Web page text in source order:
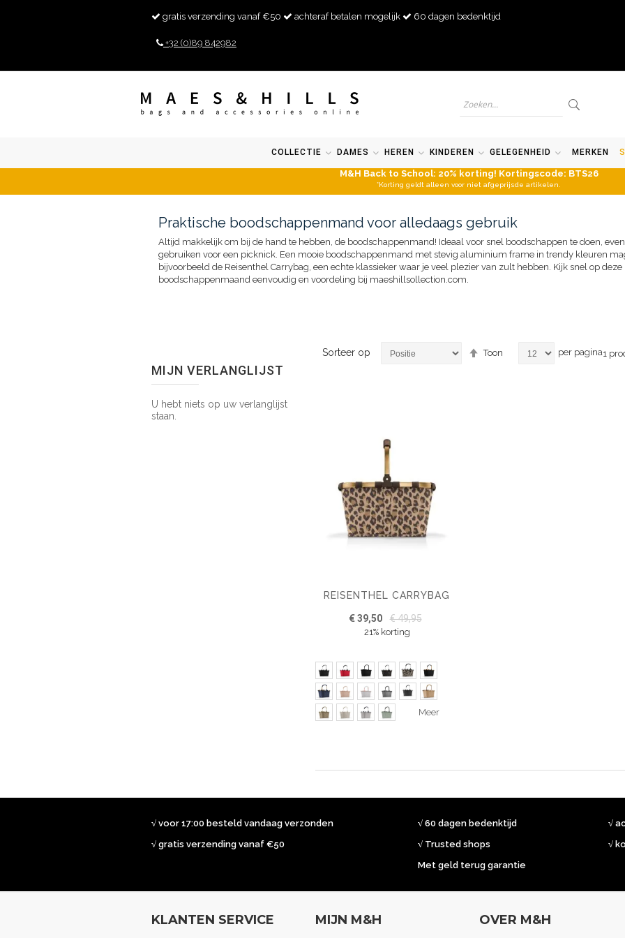
gratis verzending vanaf €50 achteraf betalen mogelijk 60 dagen bedenktijd
+32 (0)89 842982
COLLECTIE DAMES HEREN KINDEREN GELEGENHEID MERKEN
M&H Back to School: 20% korting! Kortingscode: BTS26
*Korting geldt alleen voor niet afgeprijsde artikelen.
Praktische boodschappenmand voor alledaags gebruik
Altijd makkelijk om bij de hand te hebben, de boodschappenmand! Ideaal voor snel boodschappen te doen,
gebruiken voor een picknick. Een mooie boodschappenmand met stevig aluminium frame in trendy kleuren
bijvoorbeeld de Reisenthel Carrybag, een echte klassieker waar je veel plezier van zult hebben. Kijk snel op
boodschappenmaand eenvoudig en voordeling bij maeshillsollection.com.
Sorteer op
Van
Toon per pagina1
REISENTHEL CARRYBAG
€ 39,50 € 49,95
21% korting
Meer
MIJN VERLANGLIJST
U hebt niets op uw verlanglijst
staan.
√ voor 17:00 besteld vandaag verzonden
√ gratis verzending vanaf €50
√ 60 dagen bedenktijd
√ Trusted shops
Met geld terug garantie
√
√
KLANTEN SERVICE MIJN M&H OVER M&H